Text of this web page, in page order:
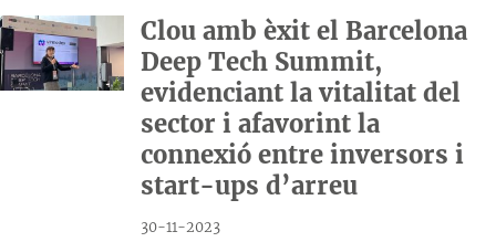
Clou amb èxit el Barcelona
Deep Tech Summit,
evidenciant la vitalitat del
sector i afavorint la
connexió entre inversors i
start-ups d’arreu
30-11-2023